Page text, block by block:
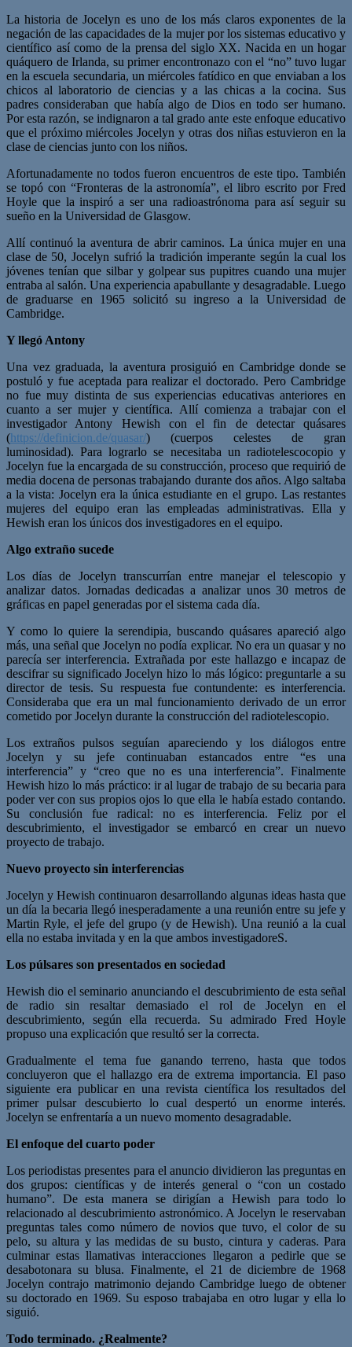
La historia de Jocelyn es uno de los más claros exponentes de la
negación de las capacidades de la mujer por los sistemas educativo y
científico así como de la prensa del siglo XX. Nacida en un hogar
quáquero de Irlanda, su primer encontronazo con el “no” tuvo lugar
en la escuela secundaria, un miércoles fatídico en que enviaban a los
chicos al laboratorio de ciencias y a las chicas a la cocina. Sus
padres consideraban que había algo de Dios en todo ser humano.
Por esta razón, se indignaron a tal grado ante este enfoque educativo
que el próximo miércoles Jocelyn y otras dos niñas estuvieron en la
clase de ciencias junto con los niños.
Afortunadamente no todos fueron encuentros de este tipo. También
se topó con “Fronteras de la astronomía”, el libro escrito por Fred
Hoyle que la inspiró a ser una radioastrónoma para así seguir su
sueño en la Universidad de Glasgow.
Allí continuó la aventura de abrir caminos. La única mujer en una
clase de 50, Jocelyn sufrió la tradición imperante según la cual los
jóvenes tenían que silbar y golpear sus pupitres cuando una mujer
entraba al salón. Una experiencia apabullante y desagradable. Luego
de graduarse en 1965 solicitó su ingreso a la Universidad de
Cambridge.
Y llegó Antony
Una vez graduada, la aventura prosiguió en Cambridge donde se
postuló y fue aceptada para realizar el doctorado. Pero Cambridge
no fue muy distinta de sus experiencias educativas anteriores en
cuanto a ser mujer y científica. Allí comienza a trabajar con el
investigador Antony Hewish con el fin de detectar quásares
(https://definicion.de/quasar/) (cuerpos celestes de gran
luminosidad). Para lograrlo se necesitaba un radiotelescocopio y
Jocelyn fue la encargada de su construcción, proceso que requirió de
media docena de personas trabajando durante dos años. Algo saltaba
a la vista: Jocelyn era la única estudiante en el grupo. Las restantes
mujeres del equipo eran las empleadas administrativas. Ella y
Hewish eran los únicos dos investigadores en el equipo.
Algo extraño sucede
Los días de Jocelyn transcurrían entre manejar el telescopio y
analizar datos. Jornadas dedicadas a analizar unos 30 metros de
gráficas en papel generadas por el sistema cada día.
Y como lo quiere la serendipia, buscando quásares apareció algo
más, una señal que Jocelyn no podía explicar. No era un quasar y no
parecía ser interferencia. Extrañada por este hallazgo e incapaz de
descifrar su significado Jocelyn hizo lo más lógico: preguntarle a su
director de tesis. Su respuesta fue contundente: es interferencia.
Consideraba que era un mal funcionamiento derivado de un error
cometido por Jocelyn durante la construcción del radiotelescopio.
Los extraños pulsos seguían apareciendo y los diálogos entre
Jocelyn y su jefe continuaban estancados entre “es una
interferencia” y “creo que no es una interferencia”. Finalmente
Hewish hizo lo más práctico: ir al lugar de trabajo de su becaria para
poder ver con sus propios ojos lo que ella le había estado contando.
Su conclusión fue radical: no es interferencia. Feliz por el
descubrimiento, el investigador se embarcó en crear un nuevo
proyecto de trabajo.
Nuevo proyecto sin interferencias
Jocelyn y Hewish continuaron desarrollando algunas ideas hasta que
un día la becaria llegó inesperadamente a una reunión entre su jefe y
Martin Ryle, el jefe del grupo (y de Hewish). Una reunió a la cual
ella no estaba invitada y en la que ambos investigadoreS.
Los púlsares son presentados en sociedad
Hewish dio el seminario anunciando el descubrimiento de esta señal
de radio sin resaltar demasiado el rol de Jocelyn en el
descubrimiento, según ella recuerda. Su admirado Fred Hoyle
propuso una explicación que resultó ser la correcta.
Gradualmente el tema fue ganando terreno, hasta que todos
concluyeron que el hallazgo era de extrema importancia. El paso
siguiente era publicar en una revista científica los resultados del
primer pulsar descubierto lo cual despertó un enorme interés.
Jocelyn se enfrentaría a un nuevo momento desagradable.
El enfoque del cuarto poder
Los periodistas presentes para el anuncio dividieron las preguntas en
dos grupos: científicas y de interés general o “con un costado
humano”. De esta manera se dirigían a Hewish para todo lo
relacionado al descubrimiento astronómico. A Jocelyn le reservaban
preguntas tales como número de novios que tuvo, el color de su
pelo, su altura y las medidas de su busto, cintura y caderas. Para
culminar estas llamativas interacciones llegaron a pedirle que se
desabotonara su blusa. Finalmente, el 21 de diciembre de 1968
Jocelyn contrajo matrimonio dejando Cambridge luego de obtener
su doctorado en 1969. Su esposo trabajaba en otro lugar y ella lo
siguió.
Todo terminado. ¿Realmente?